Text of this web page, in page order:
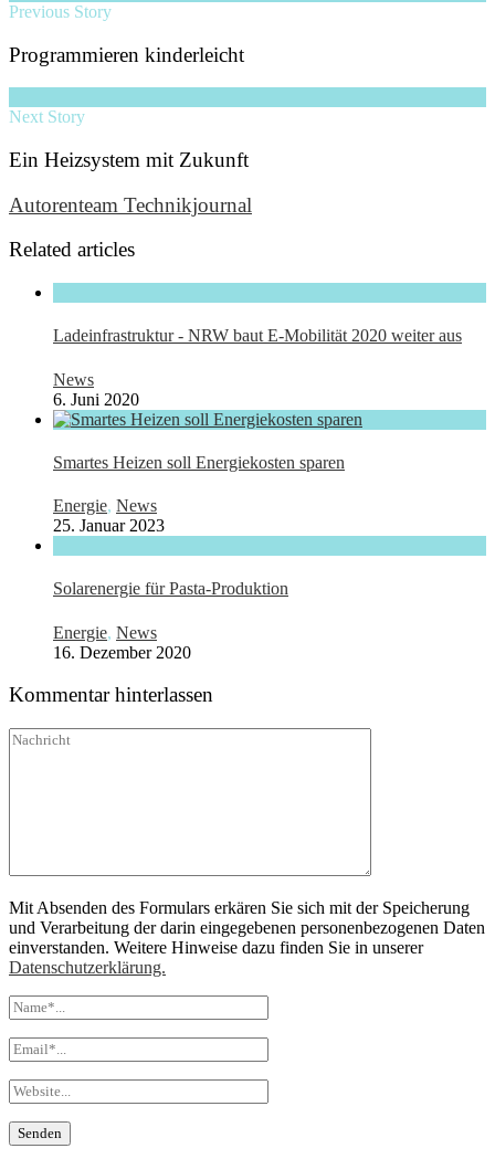
Previous Story
Programmieren kinderleicht
Next Story
Ein Heizsystem mit Zukunft
Autorenteam Technikjournal
Related articles
Ladeinfrastruktur - NRW baut E-Mobilität 2020 weiter aus
News
6. Juni 2020
Smartes Heizen soll Energiekosten sparen
Energie, News
25. Januar 2023
Solarenergie für Pasta-Produktion
Energie, News
16. Dezember 2020
Kommentar hinterlassen
Mit Absenden des Formulars erkären Sie sich mit der Speicherung
und Verarbeitung der darin eingegebenen personenbezogenen Daten
einverstanden. Weitere Hinweise dazu finden Sie in unserer
Datenschutzerklärung.